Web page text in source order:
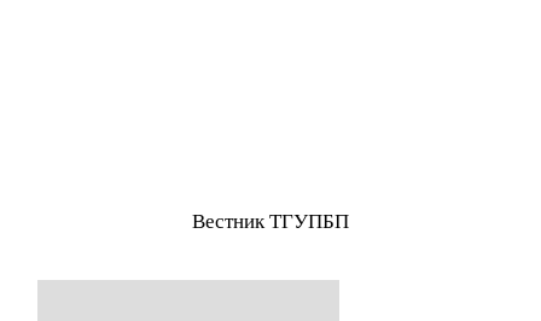
Вестник ТГУПБП